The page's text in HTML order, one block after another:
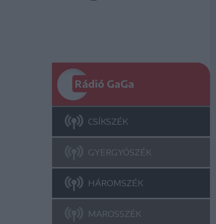
Rádió GaGa
CSÍKSZÉK
GYERGYÓSZÉK
HÁROMSZÉK
MAROSSZÉK